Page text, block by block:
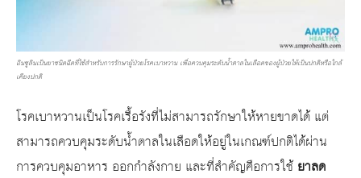
อินซูลินเป็นยาชนิดฉีดที่ใช้สำหรับการรักษาผู้ป่วยโรคเบาหวาน เพื่อควบคุมระดับน้ำตาลในเลือดของผู้ป่วยให้เป็นปกติหรือใกล้
เคียงปกติ
โรคเบาหวานเป็นโรคเรื้อรังที่ไม่สามารถรักษาให้หายขาดได้ แต่
สามารถควบคุมระดับน้ำตาลในเลือดให้อยู่ในเกณฑ์ปกติได้ผ่าน
การควบคุมอาหาร ออกกำลังกาย และที่สำคัญคือการใช้ ยาลด